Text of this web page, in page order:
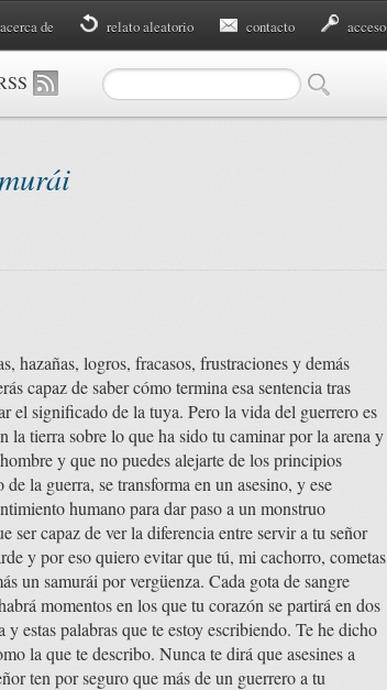
acerca de relato aleatorio contacto acceso
hazañas, logros, fracasos, frustraciones y demás
capaz de saber cómo termina esa sentencia tras
el significado de la tuya. Pero la vida del guerrero es
la tierra sobre lo que ha sido tu caminar por la arena y
y que no puedes alejarte de los principios
la guerra, se transforma en un asesino, y ese
humano para dar paso a un monstruo
ser capaz de ver la diferencia entre servir a tu señor
y por eso quiero evitar que tú, mi cachorro, cometas
un samurái por vergüenza. Cada gota de sangre
momentos en los que tu corazón se partirá en dos
estas palabras que te estoy escribiendo. Te he dicho
la que te describo. Nunca te dirá que asesines a
ten por seguro que más de un guerrero a tu